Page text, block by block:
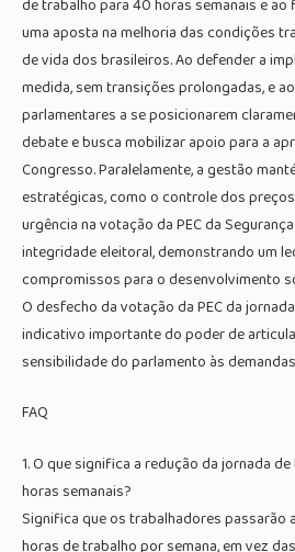
de trabalho para 40 horas semanais e ao
uma aposta na melhoria das condições
de vida dos brasileiros. Ao defender a
medida, sem transições prolongadas, e
parlamentares a se posicionarem
debate e busca mobilizar apoio para a
Congresso. Paralelamente, a gestão
estratégicas, como o controle dos
urgência na votação da PEC da
integridade eleitoral, demonstrando um
compromissos para o desenvolvimento
O desfecho da votação da PEC da
indicativo importante do poder de
sensibilidade do parlamento às
FAQ
1. O que significa a redução da jornada
horas semanais?
Significa que os trabalhadores passarão
horas de trabalho por semana, em vez